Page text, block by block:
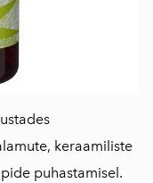
keraamiliste
puhastamisel.